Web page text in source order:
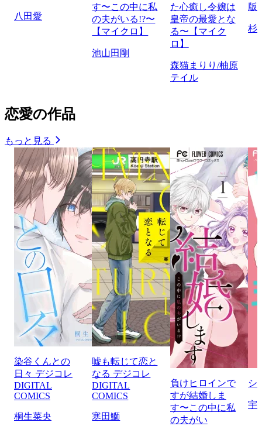
八田愛
す〜この中に私
の夫がいる!?〜
【マイクロ】
池山田剛
た心癒し令嬢は
皇帝の最愛とな
る〜【マイク
ロ】
森猫まりり/柚原
テイル
版
杉
恋愛の作品
もっと見る
染谷くんとの
日々 デジコレ
DIGITAL
COMICS
桐生菜央
嘘も転じて恋と
なる デジコレ
DIGITAL
COMICS
寒田鰤
負けヒロインで
すが結婚しま
す〜この中に私
の夫がい
シ
宇